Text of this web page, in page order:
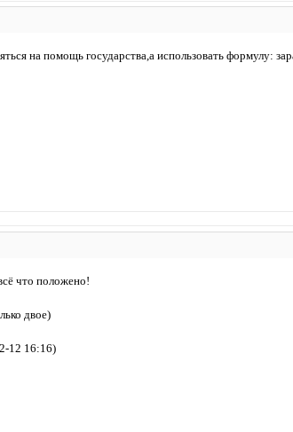
на помощь государства,а использовать формулу:
что положено!
двое)
12 16:16)